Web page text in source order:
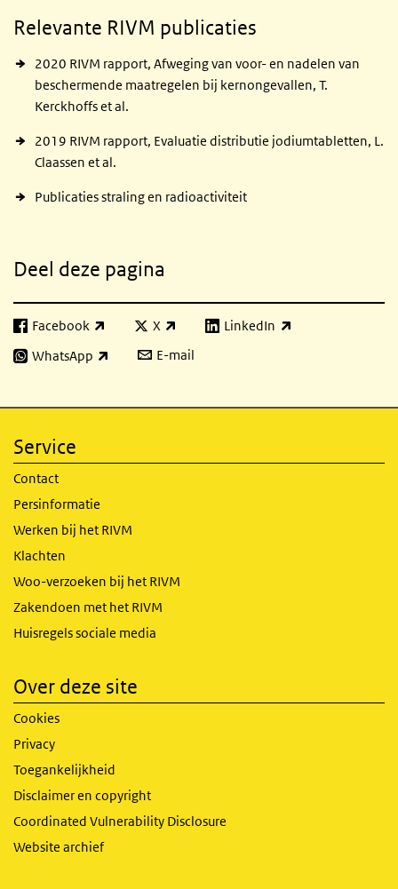
Relevante RIVM publicaties
2020 RIVM rapport, Afweging van voor- en nadelen van
beschermende maatregelen bij kernongevallen, T.
Kerckhoffs et al.
2019 RIVM rapport, Evaluatie distributie jodiumtabletten, L.
Claassen et al.
Publicaties straling en radioactiviteit
Deel deze pagina
Facebook
(externe link) X
(externe link) LinkedIn
(externe link)
WhatsApp
(externe link) E-mail
Service
Contact
Persinformatie
Werken bij het RIVM
Klachten
Woo-verzoeken bij het RIVM
Zakendoen met het RIVM
Huisregels sociale media
Over deze site
Cookies
Privacy
Toegankelijkheid
Disclaimer en copyright
Coordinated Vulnerability Disclosure
Website archief